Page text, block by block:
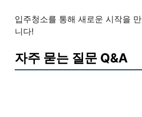
입주청소를 통해 새로운 시작을
니다!
자주 묻는 질문 Q&A